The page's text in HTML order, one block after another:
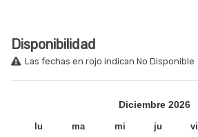
Disponibilidad
Las fechas en rojo indican No Disponible
Diciembre 2026
lu ma mi ju vi